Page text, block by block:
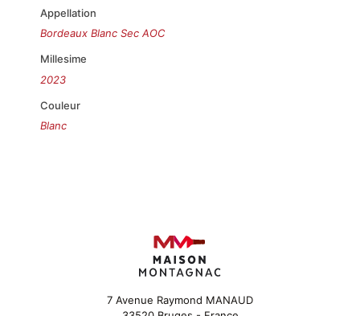
Appellation
Bordeaux Blanc Sec AOC
Millesime
2023
Couleur
Blanc
7 Avenue Raymond MANAUD